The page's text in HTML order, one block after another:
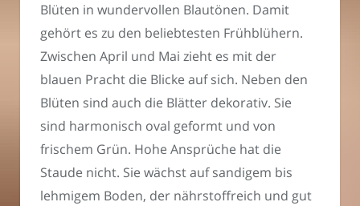
Blüten in wundervollen Blautönen. Damit
gehört es zu den beliebtesten Frühblühern.
Zwischen April und Mai zieht es mit der
blauen Pracht die Blicke auf sich. Neben den
Blüten sind auch die Blätter dekorativ. Sie
sind harmonisch oval geformt und von
frischem Grün. Hohe Ansprüche hat die
Staude nicht. Sie wächst auf sandigem bis
lehmigem Boden, der nährstoffreich und gut